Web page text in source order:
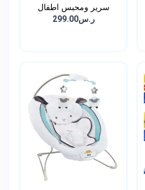
سرير ومحبس اطفال
دورين...ر.س299.00